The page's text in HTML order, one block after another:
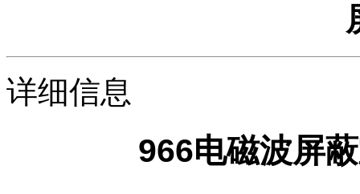
详细信息
966电磁波屏